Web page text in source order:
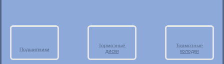
Подшипники
Тормозные
диски
Тормозные
колодки